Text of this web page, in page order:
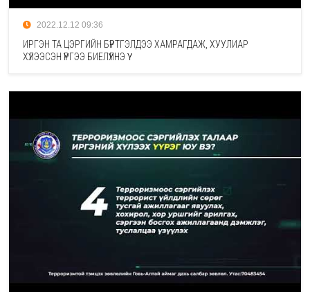
2022.12.12 09:36
ИРГЭН ТА ЦЭРГИЙН БҮРТГЭЛДЭЭ ХАМРАГДАЖ, ХУУЛИАР
ХҮЛЭЭСЭН ҮҮРГЭЭ БИЕЛҮҮЛНЭ ҮҮ